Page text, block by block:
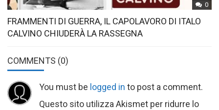
0
FRAMMENTI DI GUERRA, IL CAPOLAVORO DI ITALO
CALVINO CHIUDERÀ LA RASSEGNA
COMMENTS (0)
You must be logged in to post a comment.
Questo sito utilizza Akismet per ridurre lo